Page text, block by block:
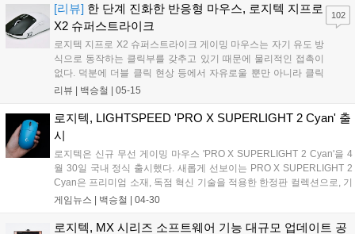
[리뷰] 한 단계 진화한 반응형 마우스, 로지텍 지프로
X2 슈퍼스트라이크
로지텍 지프로 X2 슈퍼스트라이크 게이밍 마우스는 자기 유도 방
식으로 동작하는 클릭부를 갖추고 있기 때문에 물리적인 접촉이
없다. 덕분에 더블 클릭 현상 등에서 자유로울 뿐만 아니라 클릭
형으로 동작하는 스위치의 물리적인 특성상 발생할 수밖에 없는
다. 때문에 더욱 재밌는 건, 마우스 제품 정보 시트에 '마우스 클릭
수명'이 없다....
리뷰 | 백승철 | 05-15
102
로지텍, LIGHTSPEED 'PRO X SUPERLIGHT 2 Cyan' 출
시
로지텍은 신규 무선 게이밍 마우스 'PRO X SUPERLIGHT 2 Cyan'을 4
월 30일 국내 정식 출시했다. 새롭게 선보이는 PRO X SUPERLIGHT 2
Cyan은 프리미엄 소재, 독점 혁신 기술을 적용한 한정판 컬렉션으로, 기
존 블랙, 화이트, 핑크 3종 컬러 구성에 에너지와 집중력, 개성을 상징하
완성할 수 있게 되었다. 이번 제품은 리미티드 에디션으로 선보인다....
게임뉴스 | 백승철 | 04-30
로지텍, MX 시리즈 소프트웨어 기능 대규모 업데이트 공